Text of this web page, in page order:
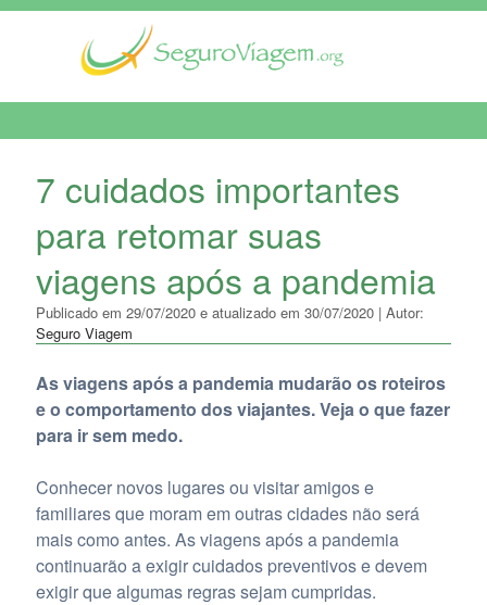
7 cuidados importantes
para retomar suas
viagens após a pandemia
Publicado em 29/07/2020 e atualizado em 30/07/2020 | Autor:
Seguro Viagem
As viagens após a pandemia mudarão os roteiros
e o comportamento dos viajantes. Veja o que fazer
para ir sem medo.
Conhecer novos lugares ou visitar amigos e
familiares que moram em outras cidades não será
mais como antes. As viagens após a pandemia
continuarão a exigir cuidados preventivos e devem
exigir que algumas regras sejam cumpridas.